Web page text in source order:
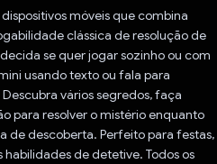
móveis que combina
clássica de resolução de
se quer jogar sozinho ou com
usando texto ou fala para
vários segredos, faça
para resolver o mistério enquanto
de descoberta. Perfeito para festas,
de detetive. Todos os